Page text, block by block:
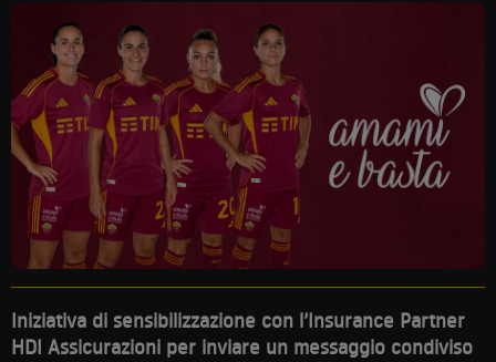
Iniziativa di sensibilizzazione con l’Insurance Partner
HDI Assicurazioni per inviare un messaggio condiviso